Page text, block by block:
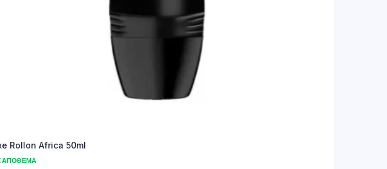
Rollon Africa 50ml
ΑΠΌΘΕΜΑ